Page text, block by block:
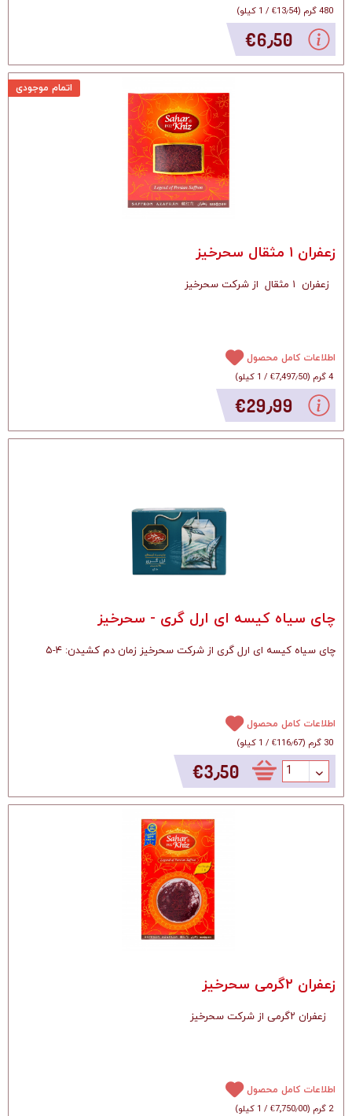
480 گرم
(‎€13٫54 / 1 کیلو )
‎€6٫50
اتمام موجودی
زعفران ۱ مثقال سحرخیز
اطلاعات کامل محصول
4 گرم
(‎€7٬497٫50 / 1 کیلو )
‎€29٫99
چای سیاه کیسه ای ارل گری - سحرخیز
چای سیاه کیسه ای ارل گری از شرکت سحرخیز زمان دم کشیدن: ۴-۵
اطلاعات کامل محصول
30 گرم
(‎€116٫67 / 1 کیلو )
‎€3٫50
زعفران ۲گرمی سحرخیز
اطلاعات کامل محصول
2 گرم
(‎€7٬750٫00 / 1 کیلو )